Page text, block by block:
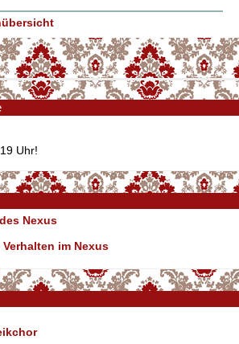
Uhr!
Nexus
im Nexus